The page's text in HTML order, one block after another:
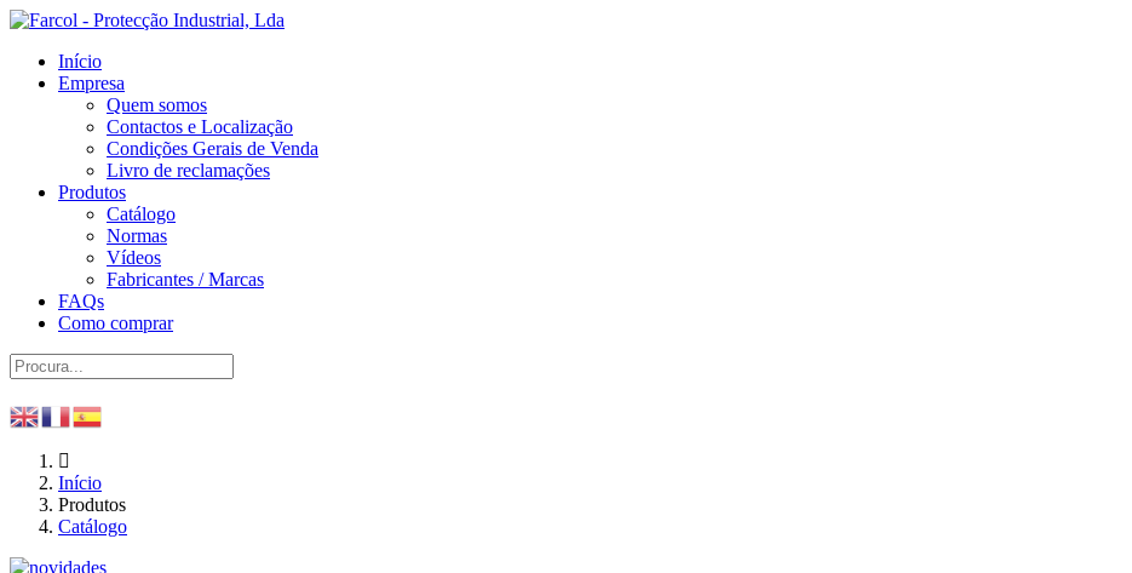
Início
Empresa
Quem somos
Contactos e Localização
Condições Gerais de Venda
Livro de reclamações
Produtos
Catálogo
Normas
Vídeos
Fabricantes / Marcas
FAQs
Como comprar
Início
Produtos
Catálogo